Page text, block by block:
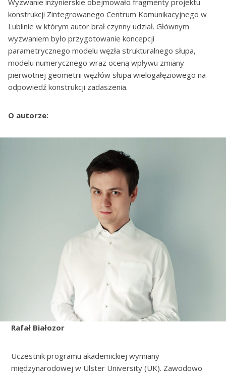
konstrukcji Zintegrowanego Centrum Komunikacyjnego w
Lublinie w którym autor brał czynny udział. Głównym
wyzwaniem było przygotowanie koncepcji
parametrycznego modelu węzła strukturalnego słupa,
modelu numerycznego wraz oceną wpływu zmiany
pierwotnej geometrii węzłów słupa wielogałęziowego na
odpowiedź konstrukcji zadaszenia.
O autorze:
Rafał Białozor
Uczestnik programu akademickiej wymiany
międzynarodowej w Ulster University (UK). Zawodowo